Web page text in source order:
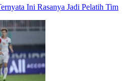
Ini Rasanya Jadi Pelatih Tim